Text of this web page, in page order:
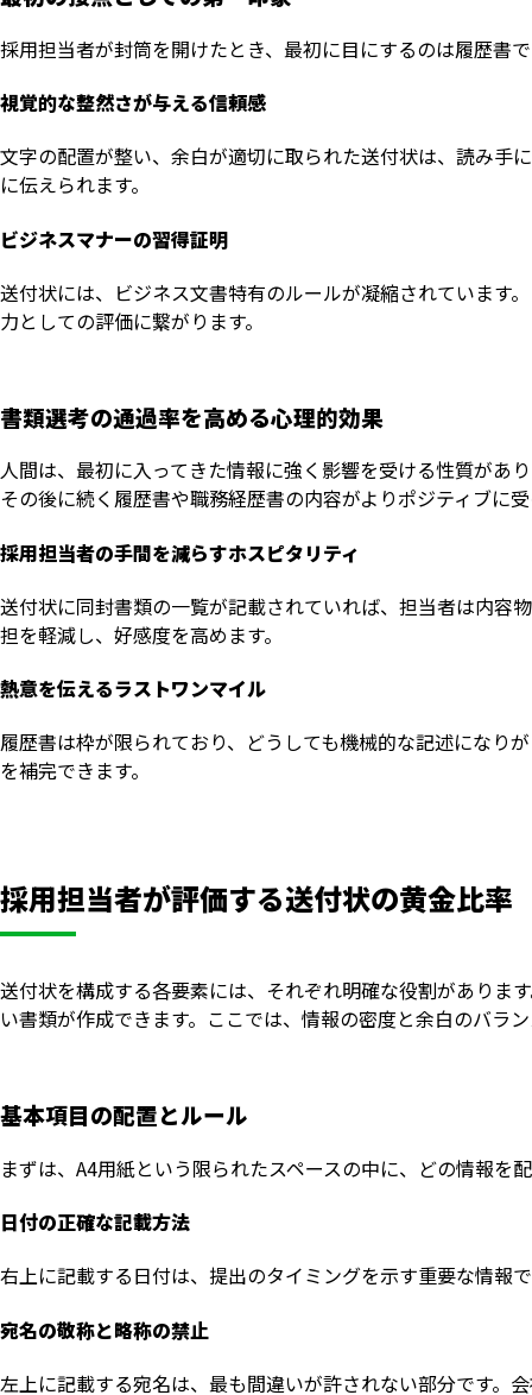
採用担当者が封筒を開けたとき、最初に目にするのは履歴書
視覚的な整然さが与える信頼感
文字の配置が整い、余白が適切に取られた送付状は、読み手
に伝えられます。
ビジネスマナーの習得証明
送付状には、ビジネス文書特有のルールが凝縮されています
力としての評価に繋がります。
書類選考の通過率を高める心理的効果
人間は、最初に入ってきた情報に強く影響を受ける性質があ
その後に続く履歴書や職務経歴書の内容がよりポジティブに
採用担当者の手間を減らすホスピタリティ
送付状に同封書類の一覧が記載されていれば、担当者は内容
担を軽減し、好感度を高めます。
熱意を伝えるラストワンマイル
履歴書は枠が限られており、どうしても機械的な記述になり
を補完できます。
採用担当者が評価する送付状の黄金比率
送付状を構成する各要素には、それぞれ明確な役割がありま
い書類が作成できます。ここでは、情報の密度と余白のバラ
基本項目の配置とルール
まずは、A4用紙という限られたスペースの中に、どの情報を
日付の正確な記載方法
右上に記載する日付は、提出のタイミングを示す重要な情報
宛名の敬称と略称の禁止
左上に記載する宛名は、最も間違いが許されない部分です。